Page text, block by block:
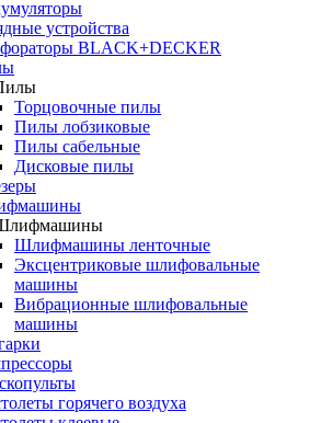
устройства
BLACK+DECKER
Торцовочные пилы
Пилы лобзиковые
Пилы сабельные
Дисковые пилы
Шлифмашины ленточные
Эксцентриковые шлифовальные
машины
Вибрационные шлифовальные
машины
горячего воздуха